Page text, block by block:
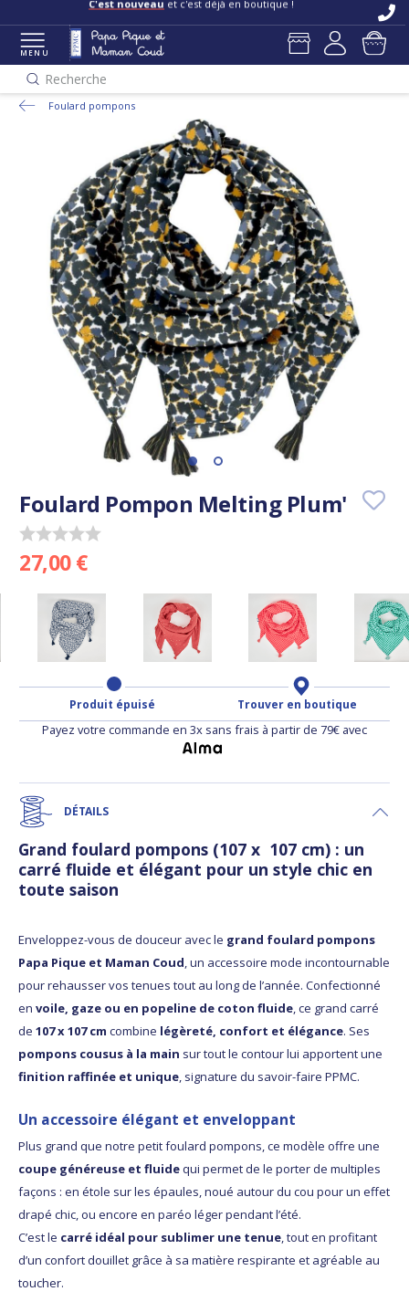
C'est nouveau et c'est déjà en boutique !
MENU
Recherche
Foulard pompons
Foulard Pompon Melting Plum'
27,00 €
Produit épuisé Trouver en boutique
Payez votre commande en 3x sans frais à partir de 79€ avec
DÉTAILS
Grand foulard pompons (107 x 107 cm) : un
carré fluide et élégant pour un style chic en
toute saison
Enveloppez-vous de douceur avec le grand foulard pompons
Papa Pique et Maman Coud, un accessoire mode incontournable
pour rehausser vos tenues tout au long de l’année. Confectionné
en voile, gaze ou en popeline de coton fluide, ce grand carré
de 107 x 107 cm combine légèreté, confort et élégance. Ses
pompons cousus à la main sur tout le contour lui apportent une
finition raffinée et unique, signature du savoir-faire PPMC.
Un accessoire élégant et enveloppant
Plus grand que notre petit foulard pompons, ce modèle offre une
coupe généreuse et fluidequi permet de le porter de multiples
façons : en étole sur les épaules, noué autour du cou pour un effet
drapé chic, ou encore en paréo léger pendant l’été.
C’est le carré idéal pour sublimer une tenue, tout en profitant
d’un confort douillet grâce à sa matière respirante et agréable au
toucher.